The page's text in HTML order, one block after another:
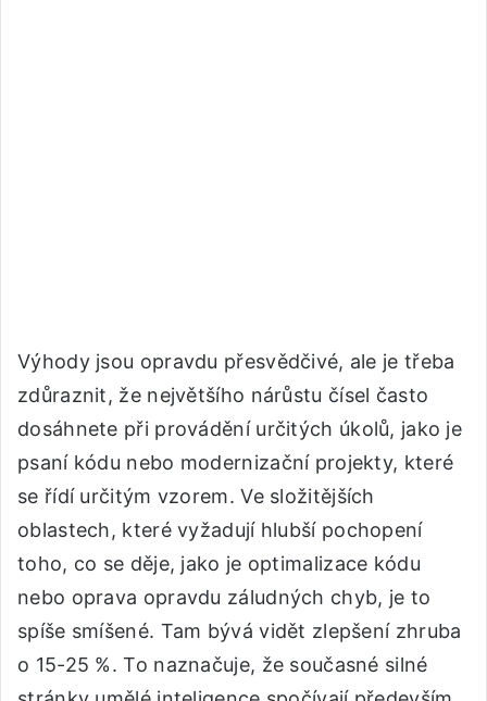
Výhody jsou opravdu přesvědčivé, ale je třeba
zdůraznit, že největšího nárůstu čísel často
dosáhnete při provádění určitých úkolů, jako je
psaní kódu nebo modernizační projekty, které
se řídí určitým vzorem. Ve složitějších
oblastech, které vyžadují hlubší pochopení
toho, co se děje, jako je optimalizace kódu
nebo oprava opravdu záludných chyb, je to
spíše smíšené. Tam bývá vidět zlepšení zhruba
o 15-25 %. To naznačuje, že současné silné